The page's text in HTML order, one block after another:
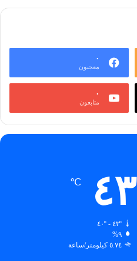
٠
معجبون
٠
متابعون
٤٣ ℃
٤٣º - ٤٠º
٩%
٥.٧٤ كيلومتر/ساعة